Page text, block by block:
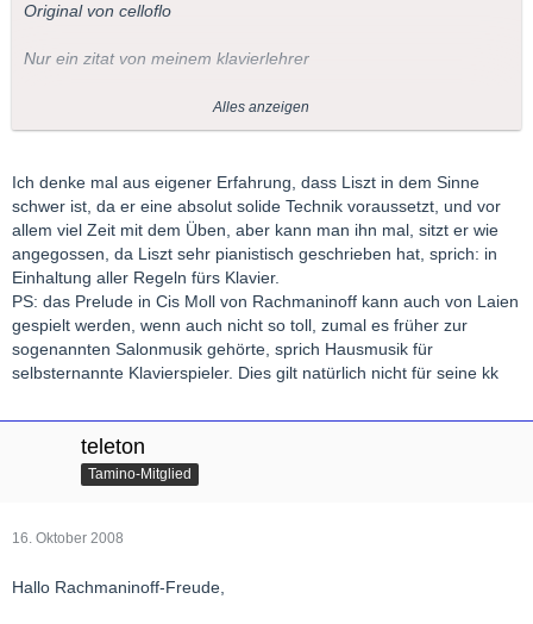
Original von celloflo
Nur ein zitat von meinem klavierlehrer
"Gegen so ein rachmaninov kk sind die tschaikowsky kk ein
kinderspiel. Recht was schwereres gibts nicht mehr außer Liszt."
Kann natürlich auch schmarrn sein, aber ich denke, so falsch
liegt er nicht.
LG florian
Alles anzeigen
Ich denke mal aus eigener Erfahrung, dass Liszt in dem Sinne
schwer ist, da er eine absolut solide Technik voraussetzt, und vor
allem viel Zeit mit dem Üben, aber kann man ihn mal, sitzt er wie
angegossen, da Liszt sehr pianistisch geschrieben hat, sprich: in
Einhaltung aller Regeln fürs Klavier.
PS: das Prelude in Cis Moll von Rachmaninoff kann auch von Laien
gespielt werden, wenn auch nicht so toll, zumal es früher zur
sogenannten Salonmusik gehörte, sprich Hausmusik für
selbsternannte Klavierspieler. Dies gilt natürlich nicht für seine kk
teleton
Tamino-Mitglied
16. Oktober 2008
Hallo Rachmaninoff-Freude,